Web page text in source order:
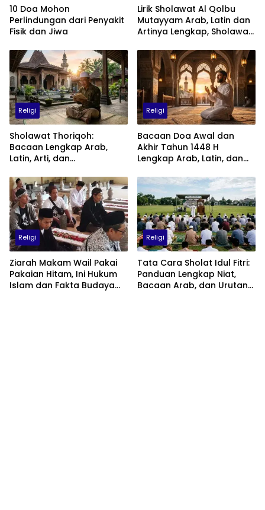
10 Doa Mohon
Perlindungan dari Penyakit
Fisik dan Jiwa
Lirik Sholawat Al Qolbu
Mutayyam Arab, Latin dan
Artinya Lengkap, Sholawat
Muhammad SAW
Religi
Sholawat Thoriqoh:
Bacaan Lengkap Arab,
Latin, Arti, dan
Religi
Bacaan Doa Awal dan
Akhir Tahun 1448 H
Lengkap Arab, Latin, dan
dan Keutamaannya
Religi
Ziarah Makam Wail Pakai
Pakaian Hitam, Ini Hukum
Islam dan Fakta Budaya
Religi
Tata Cara Sholat Idul Fitri:
Panduan Lengkap Niat,
Bacaan Arab, dan Urutan